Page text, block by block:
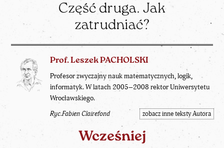
Część druga. Jak
zatrudniać?
Prof. Leszek PACHOLSKI
Profesor zwyczajny nauk matematycznych, logik,
informatyk. W latach 2005–2008 rektor Uniwersytetu
Wrocławskiego.
Ryc.Fabien Clairefond zobacz inne teksty Autora
Wcześniej